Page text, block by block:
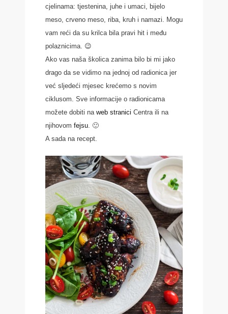
cjelinama: tjestenina, juhe i umaci, bijelo
meso, crveno meso, riba, kruh i namazi. Mogu
vam reći da su krilca bila pravi hit i među
polaznicima. 😉
Ako vas naša školica zanima bilo bi mi jako
drago da se vidimo na jednoj od radionica jer
već sljedeći mjesec krećemo s novim
ciklusom. Sve informacije o radionicama
možete dobiti na web stranici Centra ili na
njihovom fejsu. 🙂
A sada na recept.